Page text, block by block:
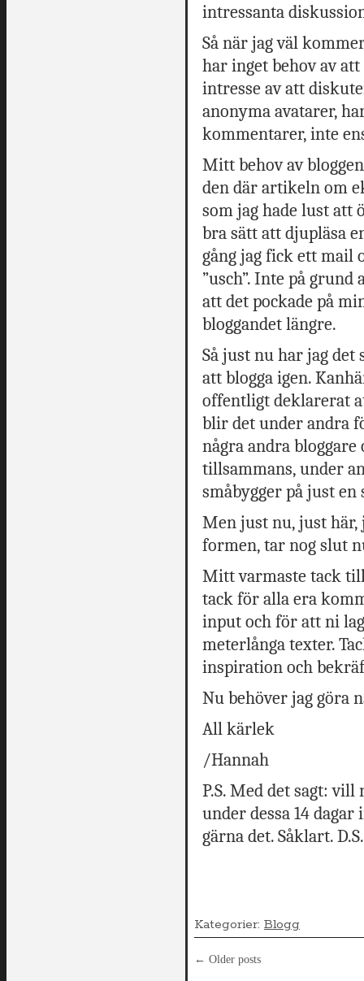
intressanta
Så när jag väl
har inget behov av
intresse av att
anonyma avatarer,
kommentarer, inte
Mitt behov av
den där artikeln om
som jag hade lust att
bra sätt att djupläsa
gång jag fick ett mail
”usch”. Inte på
att det pockade på
bloggandet längre.
Så just nu har jag
att blogga igen.
offentligt deklarerat
blir det under andra
några andra
tillsammans, under
småbygger på just
Men just nu, just här,
formen, tar nog slut
Mitt varmaste tack till
tack för alla era
input och för att ni
meterlånga texter.
inspiration och
Nu behöver jag göra
All kärlek
/Hannah
P.S. Med det sagt:
under dessa 14
gärna det. Såklart. D.S.
Kategorier: Blogg
← Older posts